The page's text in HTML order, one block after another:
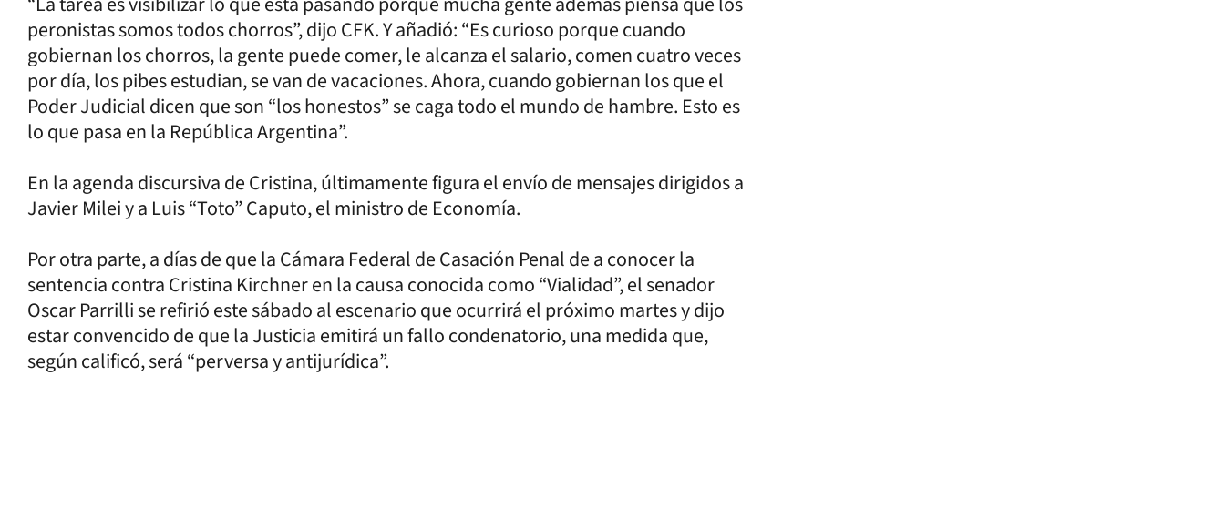
peronistas somos todos chorros”, dijo CFK. Y añadió: “Es curioso porque cuando
gobiernan los chorros, la gente puede comer, le alcanza el salario, comen cuatro veces
por día, los pibes estudian, se van de vacaciones. Ahora, cuando gobiernan los que el
Poder Judicial dicen que son “los honestos” se caga todo el mundo de hambre. Esto es
lo que pasa en la República Argentina”.
En la agenda discursiva de Cristina, últimamente figura el envío de mensajes dirigidos a
Javier Milei y a Luis “Toto” Caputo, el ministro de Economía.
Por otra parte, a días de que la Cámara Federal de Casación Penal de a conocer la
sentencia contra Cristina Kirchner en la causa conocida como “Vialidad”, el senador
Oscar Parrilli se refirió este sábado al escenario que ocurrirá el próximo martes y dijo
estar convencido de que la Justicia emitirá un fallo condenatorio, una medida que,
según calificó, será “perversa y antijurídica”.